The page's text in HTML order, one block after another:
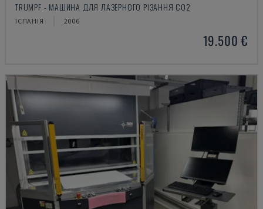
TRUMPF - МАШИНА ДЛЯ ЛАЗЕРНОГО РІЗАННЯ CO2
ІСПАНІЯ 2006
19.500 €